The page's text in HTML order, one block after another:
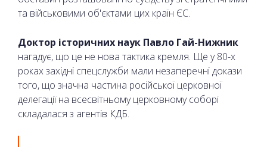
та військовими об'єктами цих країн ЄС.
Доктор історичних наук Павло Гай-Нижник
нагадує, що це не нова тактика кремля. Ще у 80-х
роках західні спецслужби мали незаперечні докази
того, що значна частина російської церковної
делегації на всесвітньому церковному соборі
складалася з агентів КДБ.